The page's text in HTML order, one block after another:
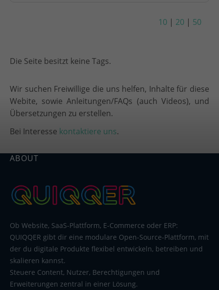
10 | 20 | 50
Die Seite besitzt keine Tags.
Wir suchen Freiwillige die uns helfen, Inhalte für diese
Webite, sowie Anleitungen/FAQs (auch Videos), und
Übersetzungen zu erstellen.
Bei Interesse kontaktiere uns.
ABOUT
Ob Website, SaaS-Plattform, E-Commerce oder ERP:
QUIQQER gibt dir eine modulare Open-Source-Plattform, mit
der du digitale Produkte flexibel entwickeln, betreiben und
skalieren kannst.
Steuere Content, Nutzer, Berechtigungen und
Erweiterungen zentral in einer Lösung.